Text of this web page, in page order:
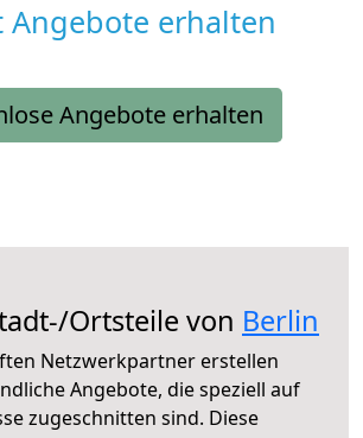
Angebote erhalten
Angebote erhalten
Ortsteile von Berlin
Netzwerkpartner erstellen
Angebote, die speziell auf
zugeschnitten sind. Diese